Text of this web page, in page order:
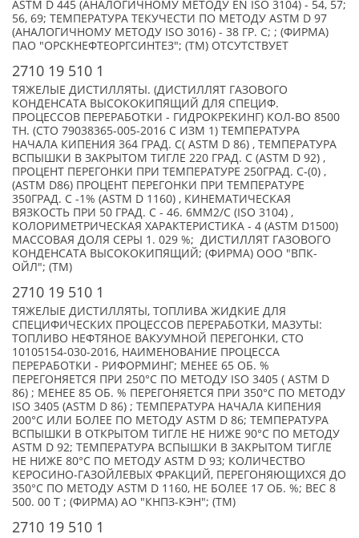
ASTM D 445 (АНАЛОГИЧНОМУ МЕТОДУ EN ISO 3104) - 54, 57;
56, 69; ТЕМПЕРАТУРА ТЕКУЧЕСТИ ПО МЕТОДУ ASTM D 97
(АНАЛОГИЧНОМУ МЕТОДУ ISO 3016) - 38 ГР. С; ; (ФИРМА)
ПАО "ОРСКНЕФТЕОРГСИНТЕЗ"; (TM) ОТСУТСТВУЕТ
2710 19 510 1
ТЯЖЕЛЫЕ ДИСТИЛЛЯТЫ. (ДИСТИЛЛЯТ ГАЗОВОГО
КОНДЕНСАТА ВЫСОКОКИПЯЩИЙ ДЛЯ СПЕЦИФ.
ПРОЦЕССОВ ПЕРЕРАБОТКИ - ГИДРОКРЕКИНГ) КОЛ-ВО 8500
ТН. (СТО 79038365-005-2016 С ИЗМ 1) ТЕМПЕРАТУРА
НАЧАЛА КИПЕНИЯ 364 ГРАД. С( ASTM D 86) , ТЕМПЕРАТУРА
ВСПЫШКИ В ЗАКРЫТОМ ТИГЛЕ 220 ГРАД. С (ASTM D 92) ,
ПРОЦЕНТ ПЕРЕГОНКИ ПРИ ТЕМПЕРАТУРЕ 250ГРАД. C-(0) ,
(ASTM D86) ПРОЦЕНТ ПЕРЕГОНКИ ПРИ ТЕМПЕРАТУРЕ
350ГРАД. C -1% (ASTM D 1160) , КИНЕМАТИЧЕСКАЯ
ВЯЗКОСТЬ ПРИ 50 ГРАД. С - 46. 6ММ2/С (ISO 3104) ,
КОЛОРИМЕТРИЧЕСКАЯ ХАРАКТЕРИСТИКА - 4 (ASTM D1500)
МАССОВАЯ ДОЛЯ СЕРЫ 1. 029 %; ДИСТИЛЛЯТ ГАЗОВОГО
КОНДЕНСАТА ВЫСОКОКИПЯЩИЙ; (ФИРМА) ООО "ВПК-
ОЙЛ"; (TM)
2710 19 510 1
ТЯЖЕЛЫЕ ДИСТИЛЛЯТЫ, ТОПЛИВА ЖИДКИЕ ДЛЯ
СПЕЦИФИЧЕСКИХ ПРОЦЕССОВ ПЕРЕРАБОТКИ, МАЗУТЫ:
ТОПЛИВО НЕФТЯНОЕ ВАКУУМНОЙ ПЕРЕГОНКИ, СТО
10105154-030-2016, НАИМЕНОВАНИЕ ПРОЦЕССА
ПЕРЕРАБОТКИ - РИФОРМИНГ; МЕНЕЕ 65 ОБ. %
ПЕРЕГОНЯЕТСЯ ПРИ 250°С ПО МЕТОДУ ISO 3405 ( ASTM D
86) ; МЕНЕЕ 85 ОБ. % ПЕРЕГОНЯЕТСЯ ПРИ 350°С ПО МЕТОДУ
ISO 3405 (ASTM D 86) ; ТЕМПЕРАТУРА НАЧАЛА КИПЕНИЯ
200°С ИЛИ БОЛЕЕ ПО МЕТОДУ ASTM D 86; ТЕМПЕРАТУРА
ВСПЫШКИ В ОТКРЫТОМ ТИГЛЕ НЕ НИЖЕ 90°С ПО МЕТОДУ
ASTM D 92; ТЕМПЕРАТУРА ВСПЫШКИ В ЗАКРЫТОМ ТИГЛЕ
НЕ НИЖЕ 80°С ПО МЕТОДУ ASTM D 93; КОЛИЧЕСТВО
КЕРОСИНО-ГАЗОЙЛЕВЫХ ФРАКЦИЙ, ПЕРЕГОНЯЮЩИХСЯ ДО
350°С ПО МЕТОДУ ASTM D 1160, НЕ БОЛЕЕ 17 ОБ. %; ВЕС 8
500. 00 Т ; (ФИРМА) АО "КНПЗ-КЭН"; (TM)
2710 19 510 1